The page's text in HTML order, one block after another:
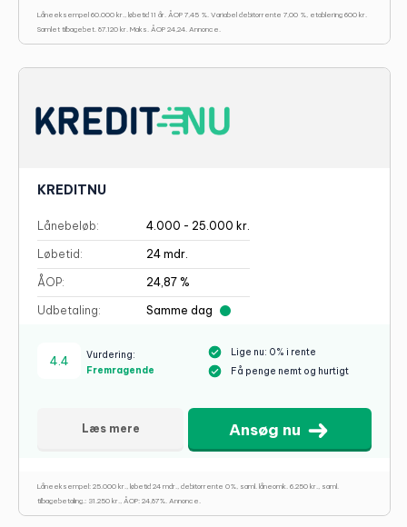
Låneeksempel 60.000 kr., løbetid 11 år. ÅOP 7,45 %. Variabel debitorrente 7,00 %, etablering 600 kr.
Samlet tilbagebet. 87.120 kr. Maks. ÅOP 24,24. Annonce.
KREDITNU
Lånebeløb: 4.000 - 25.000 kr.
Løbetid: 24 mdr.
ÅOP: 24,87 %
Udbetaling: Samme dag
Lige nu: 0% i rente
Få penge nemt og hurtigt
4.4
Vurdering:
Fremragende
Ansøg nu
Læs mere
Låneeksempel: 25.000 kr., løbetid 24 mdr., debitorrente 0%, saml. låneomk. 6.250 kr., saml.
tilbagebetaling.: 31.250 kr., ÅOP: 24,87%. Annonce.